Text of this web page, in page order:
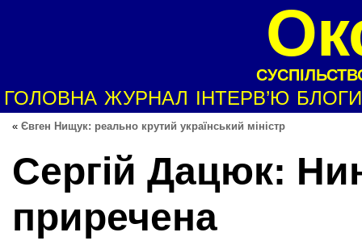
ГОЛОВНА ЖУРНАЛ ІНТЕРВ’Ю БЛОГИ
« Євген Нищук: реально крутий український міністр
Сергій Дацюк:
приречена